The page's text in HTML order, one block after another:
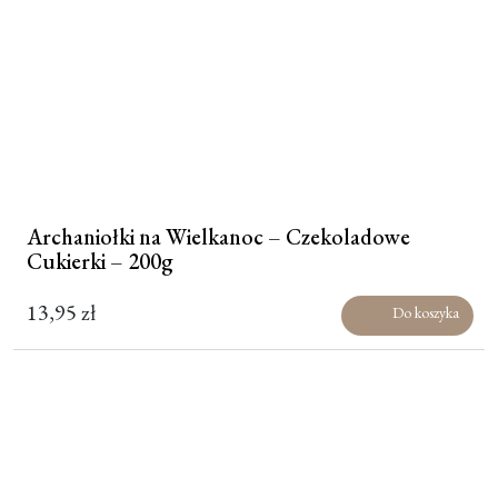
Archaniołki na Wielkanoc – Czekoladowe
Cukierki – 200g
13,95zł Do koszyka